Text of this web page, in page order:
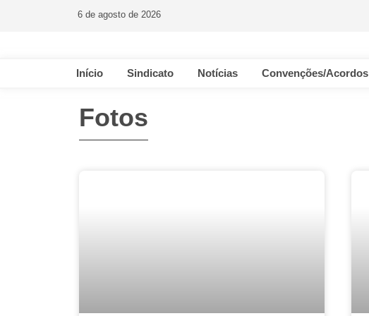
6 de agosto de 2026
Início Sindicato Notícias Convenções/Acordos
Fotos